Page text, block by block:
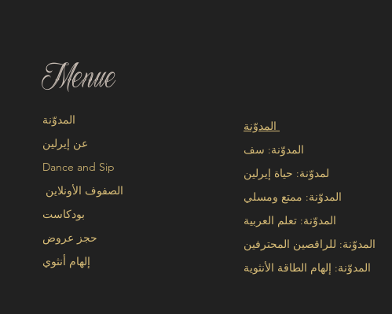
Menue
عن إيرلين
Dance and Sip
الصفوف الأونلاين
بودكاست
حجز عروض
إلهام أنثوي
المدوّنة: سف
لمدوّنة: حياة إيرلين
المدوّنة: ممتع ومسلي
المدوّنة: تعلم العربية
المدوّنة: للراقصين المحترفين
المدوّنة: إلهام الطاقة الأنثوية